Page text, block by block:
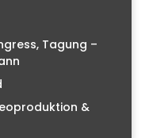
Tagung –
&